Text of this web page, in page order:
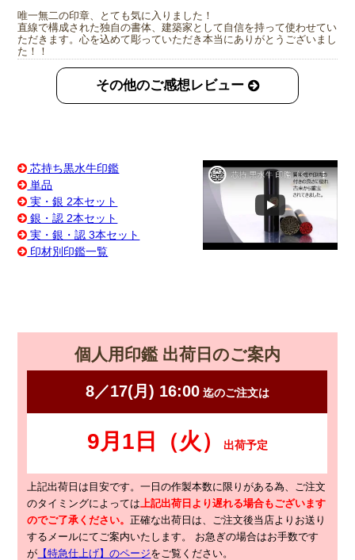
唯一無二の印章、とても気に入りました！
直線で構成された独自の書体、建築家として自信を持って使わせてい
ただきます。心を込めて彫っていただき本当にありがとうございまし
た！！
その他のご感想レビュー
芯持ち黒水牛印鑑
単品
実・銀 2本セット
銀・認 2本セット
実・銀・認 3本セット
印材別印鑑一覧
個人用印鑑 出荷日のご案内
上記出荷日は目安です。一日の作製本数に限りがある為、ご注文
のタイミングによっては 上記出荷日より遅れる場合もございます
のでご了承ください。正確な出荷日は、ご注文後当店よりお送り
するメールにてご案内いたします。 お急ぎの場合はお手数です
が 【特急仕上げ】のページをご覧ください。